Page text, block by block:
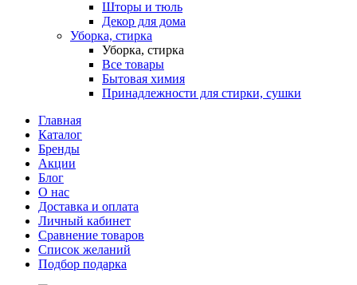
Шторы и тюль
Декор для дома
Уборка, стирка
Уборка, стирка
Все товары
Бытовая химия
Принадлежности для стирки, сушки
Главная
Каталог
Бренды
Акции
Блог
О нас
Доставка и оплата
Личный кабинет
Сравнение товаров
Список желаний
Подбор подарка